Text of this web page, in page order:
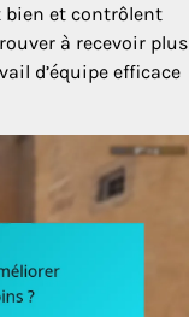
bien et contrôlent
à recevoir plus
d’équipe efficace